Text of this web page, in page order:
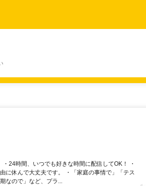
24時間、いつでも好きな時間に配信してOK！ ・
に休んで大丈夫です。 ・「家庭の事情で」「テス
なので」など、プラ...